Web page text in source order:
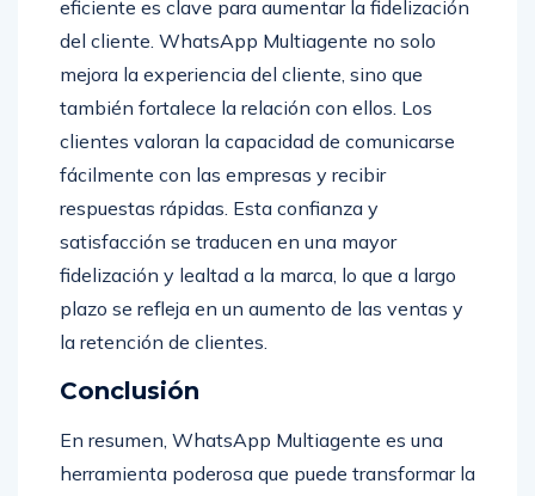
eficiente es clave para aumentar la fidelización
del cliente. WhatsApp Multiagente no solo
mejora la experiencia del cliente, sino que
también fortalece la relación con ellos. Los
clientes valoran la capacidad de comunicarse
fácilmente con las empresas y recibir
respuestas rápidas. Esta confianza y
satisfacción se traducen en una mayor
fidelización y lealtad a la marca, lo que a largo
plazo se refleja en un aumento de las ventas y
la retención de clientes.
Conclusión
En resumen, WhatsApp Multiagente es una
herramienta poderosa que puede transformar la